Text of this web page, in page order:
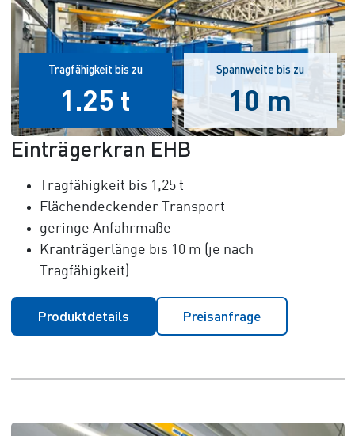
Tragfähigkeit bis zu
1.25 t
Spannweite bis zu
10 m
Einträgerkran EHB
Tragfähigkeit bis 1,25 t
Flächendeckender Transport
geringe Anfahrmaße
Kranträgerlänge bis 10 m (je nach
Tragfähigkeit)
Produktdetails Preisanfrage